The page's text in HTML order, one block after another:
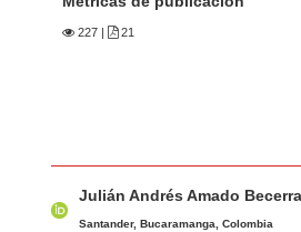
227 21
u
Julián Andrés Amado
Santander, Bucaramanga, Colombia